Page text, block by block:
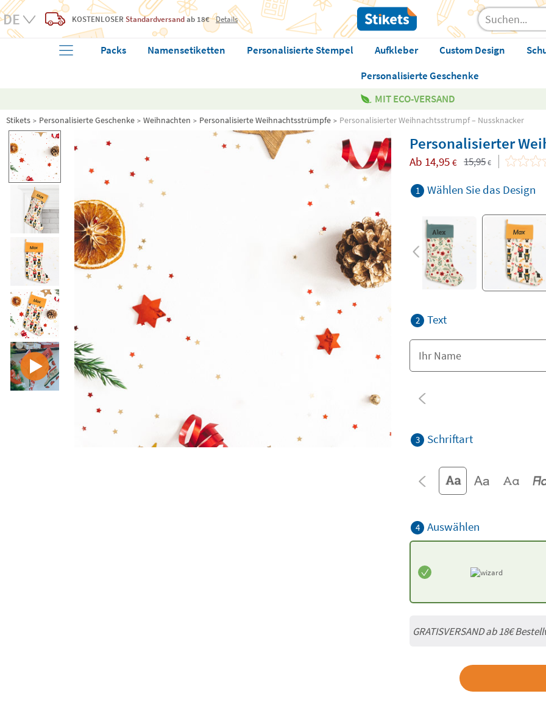
KOSTENLOSER Standardversandab 18€ Details
Packs Namensetiketten Personalisierte Stempel Aufkleber Custom Design
Personalisierte Geschenke
MIT ECO-VERSAND
Stikets Personalisierte Geschenke Weihnachten Personalisierte Weihnachtsstrümpfe Personalisierter Weihnachtsstrumpf – Nussknacker
Personalisierter
Ab 14,95 € 15,95 €
1 Wählen Sie das Design
2 Text
3 Schriftart
4 Auswählen
GRATISVERSAND ab18€